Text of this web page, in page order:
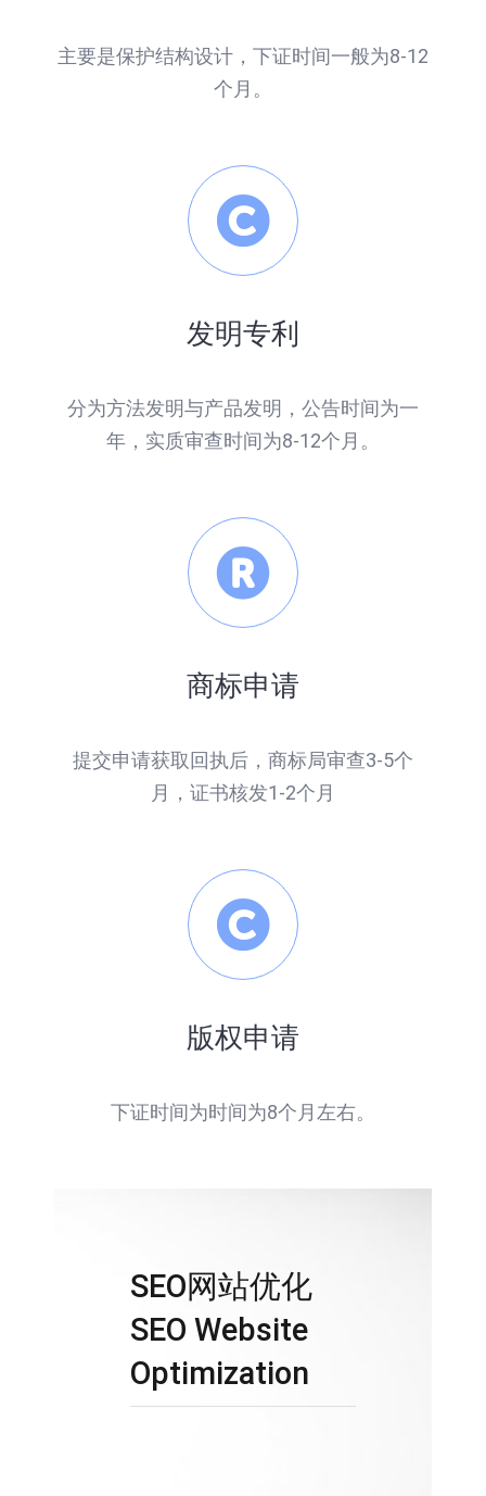
主要是保护结构设计，下证时间一般为8-12
个月。
发明专利
分为方法发明与产品发明，公告时间为一
年，实质审查时间为8-12个月。
商标申请
提交申请获取回执后，商标局审查3-5个
月，证书核发1-2个月
版权申请
下证时间为时间为8个月左右。
SEO网站优化
SEO Website
Optimization